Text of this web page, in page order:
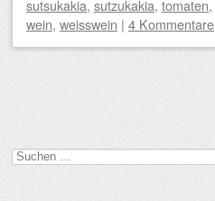
sutsukakia, sutzukakia, tomaten,
wein, weisswein | 4 Kommentare
Suchen
nach: